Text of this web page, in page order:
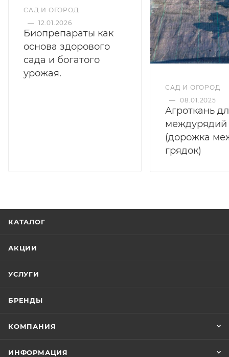
САД И ОГОРОД
— 12.01.2026
Биопрепараты как
основа здорового
сада и богатого
урожая.
САД И ОГОРОД
— 08.01.2025
Агроткань
междурядий
(дорожка
грядок)
КАТАЛОГ
АКЦИИ
УСЛУГИ
БРЕНДЫ
КОМПАНИЯ
ИНФОРМАЦИЯ